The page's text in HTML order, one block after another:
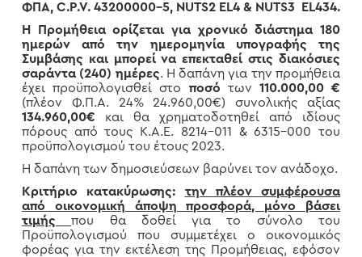
ΦΠΑ, C.P.V. 43200000-5, NUTS2 EL4 & NUTS3 EL434.
Η Προμήθεια ορίζεται για χρονικό διάστημα 180
ημερών από την ημερομηνία υπογραφής της
Συμβάσης και μπορεί να επεκταθείστις διακόσιες
σαράντα (240) ημέρες. Η δαπάνη για την προμήθεια
έχει προϋπολογισθεί στο ποσό των 110.000,00 €
(πλέον Φ.Π.Α. 24% 24.960,00€) συνολικής αξίας
134.960,00€ και θα χρηματοδοτηθεί από ιδίους
πόρους από τους Κ.Α.Ε. 8214-011 & 6315-000 του
προϋπολογισμού του έτους 2023.
Η δαπάνη των δημοσιεύσεων βαρύνει τον ανάδοχο.
Κριτήριο κατακύρωσης:
την πλέον συμφέρουσα
από οικονομική άποψη προσφορά, μόνο βάσει
τιμήςπου θα δοθεί για το σύνολο του
Προϋπολογισμού που συμμετέχει ο οικονομικός
φορέας για την εκτέλεση της Προμήθειας, εφόσον